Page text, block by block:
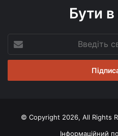
Бути в
свій
email
© Copyright 2026, All Rights
Інформаційний